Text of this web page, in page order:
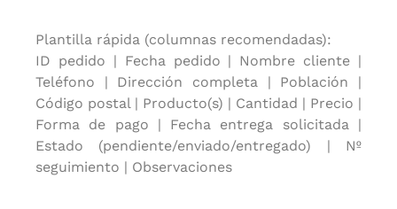
Plantilla rápida (columnas recomendadas):
ID pedido | Fecha pedido | Nombre cliente |
Teléfono | Dirección completa | Población |
Código postal | Producto(s) | Cantidad | Precio |
Forma de pago | Fecha entrega solicitada |
Estado (pendiente/enviado/entregado) | Nº
seguimiento | Observaciones